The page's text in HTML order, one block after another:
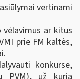
vertinami
vėlavimus ar kitus
prie FM kaltės,
konkurse,
PVM), už kurią